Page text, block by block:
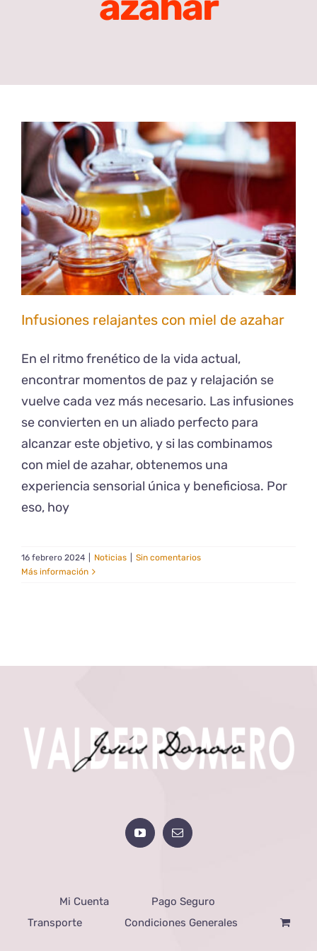
Infusiones relajantes con miel de azahar
En el ritmo frenético de la vida actual,
encontrar momentos de paz y relajación se
vuelve cada vez más necesario. Las infusiones
se convierten en un aliado perfecto para
alcanzar este objetivo, y si las combinamos
con miel de azahar, obtenemos una
experiencia sensorial única y beneficiosa. Por
eso, hoy
16 febrero 2024 Noticias
Sin comentarios
Más información
Mi Cuenta
Pago Seguro
Transporte
Condiciones Generales